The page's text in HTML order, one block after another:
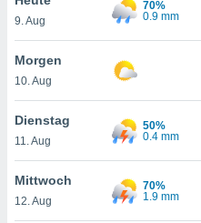
oder
Partner
es uns
das
der
Profil zu
Ihnen
9. Aug
70%
0.9 mm
Morgen
10. Aug
Dienstag
11. Aug
50%
0.4 mm
Mittwoch
12. Aug
70%
1.9 mm